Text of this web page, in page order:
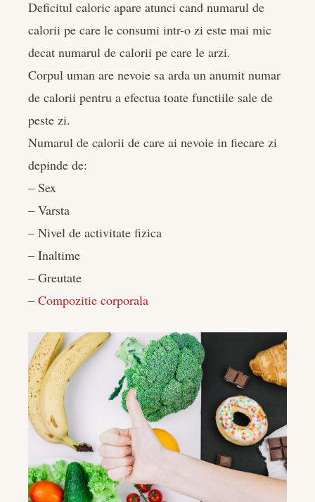
Deficitul caloric apare atunci cand numarul de
calorii pe care le consumi intr-o zi este mai mic
decat numarul de calorii pe care le arzi.
Corpul uman are nevoie sa arda un anumit numar
de calorii pentru a efectua toate functiile sale de
peste zi.
Numarul de calorii de care ai nevoie in fiecare zi
depinde de:
– Sex
– Varsta
– Nivel de activitate fizica
– Inaltime
– Greutate
– Compozitie corporala